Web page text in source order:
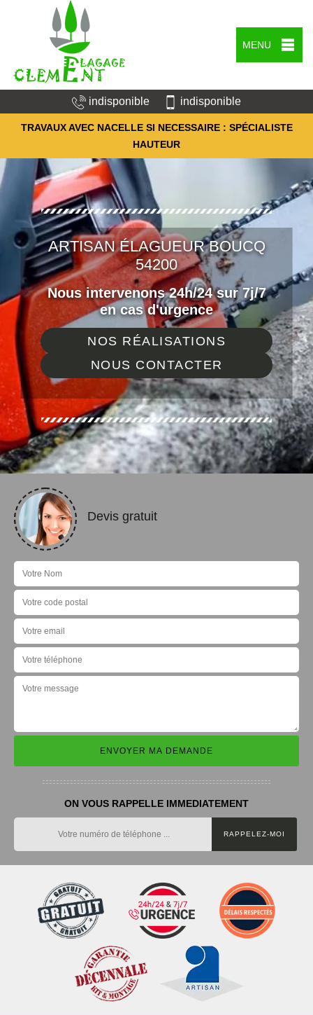
MENU
indisponible indisponible
TRAVAUX AVEC NACELLE SI NECESSAIRE : SPÉCIALISTE
HAUTEUR
ARTISAN ÉLAGUEUR BOUCQ
54200
Nous intervenons 24h/24 sur 7j/7
en cas d'urgence
NOS RÉALISATIONS
NOUS CONTACTER
Devis gratuit
ON VOUS RAPPELLE IMMEDIATEMENT